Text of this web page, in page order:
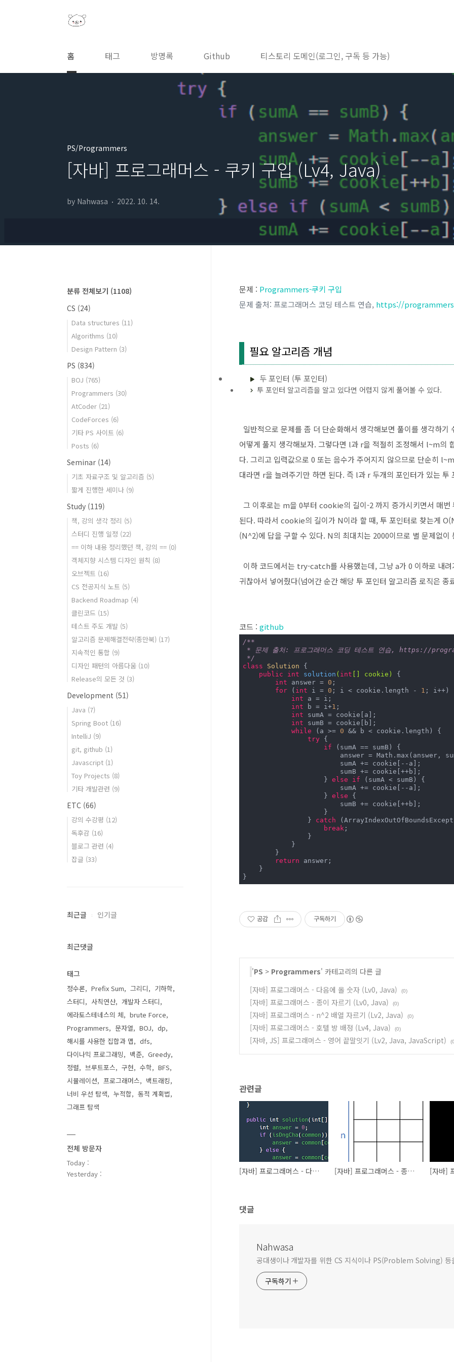
홈 태그 방명록 Github 티스토리 도메인(로그인, 구독 등 가능)
PS/Programmers
[자바] 프로그래머스 - 쿠키 구입 (Lv4, Java)
by Nahwasa 2022. 10. 14.
문제 : Programmers-쿠키 구입
문제 출처: 프로그래머스 코딩 테스트 연습, https://
필요 알고리즘 개념
두 포인터 (투 포인터)
투 포인터 알고리즘을 알고 있다면 어렵지 않게 풀어볼 수 있다.
일반적으로 문제를 좀 더 단순화해서 생각해보면 풀이를 생각하
어떻게 풀지 생각해보자. 그렇다면 l과 r을 적절히 조정해서 l~m의
다. 그리고 입력값으로 0 또는 음수가 주어지지 않으므로 단순히
대라면 r을 늘려주기만 하면 된다. 즉 l과 r 두개의 포인터가 있는 투
그 이후로는 m을 0부터 cookie의 길이-2 까지 증가시키면서 매번
된다. 따라서 cookie의 길이가 N이라 할 때, 투 포인터로 찾는게
(N^2)에 답을 구할 수 있다. N의 최대치는 2000이므로 별 문제없이
이하 코드에서는 try-catch를 사용했는데, 그냥 a가 0 이하로 내
귀찮아서 넣어줬다(넘어간 순간 해당 투 포인터 알고리즘 로직은 종
코드 : github
/**
* 문제 출처: 프로그래머스 코딩 테스트 연습, https://
*/
class
Solution
{
public
int solution ( int [] cookie)
{
int answer = 0 ;
for ( int i = 0 ; i < cookie.length - 1 ; i++)
int a = i;
int b = i+1 ;
int sumA = cookie[a];
int sumB = cookie[b];
while (a >= 0 && b < cookie.length) {
try {
if (sumA == sumB) {
answer = Math.max(answer,
                        sumA += cookie[--a];
                        sumB += cookie[++b];
                    }
else if (sumA < sumB) {
                        sumA += cookie[--a];
                    }
else {
                        sumB += cookie[++b];
                    }
                }
catch
break ;
                }
            }
        }
return answer;
    }
}
공감 구독하기
'PS > Programmers' 카테고리의 다른 글
[자바] 프로그래머스 - 다음에 올 숫자 (Lv0, Java)
(0)
[자바] 프로그래머스 - 종이 자르기 (Lv0, Java) (0)
[자바] 프로그래머스 - n^2 배열 자르기 (Lv2, Java) (0)
[자바] 프로그래머스 - 호텔 방 배정 (Lv4, Java) (0)
[자바, JS] 프로그래머스 - 영어 끝말잇기 (Lv2, Java, JavaScript)
관련글
[자바] 프로그래머스 - 다음에 올 숫자 (Lv0, Java) [자바] 프로그래머스 - 종이 자르기 (Lv0, Java)
댓글
Nahwasa
공대생이나 개발자를 위한 CS 지식이나 PS(Problem Solving) 등
구독하기
분류 전체보기 (1108)
CS (24)
Data structures (11)
Algorithms (10)
Design Pattern (3)
PS (834)
BOJ (765)
Programmers (30)
AtCoder (21)
CodeForces (6)
기타 PS 사이트 (6)
Posts (6)
Seminar (14)
기초 자료구조 및 알고리즘 (5)
짧게 진행한 세미나 (9)
Study (119)
책, 강의 생각 정리 (5)
스터디 진행 일정 (22)
== 이하 내용 정리했던 책, 강의 == (0)
객체지향 시스템 디자인 원칙 (8)
오브젝트 (16)
CS 전공지식 노트 (5)
Backend Roadmap (4)
클린코드 (15)
테스트 주도 개발 (5)
알고리즘 문제해결전략(종만북) (17)
지속적인 통합 (9)
디자인 패턴의 아름다움 (10)
Release의 모든 것 (3)
Development (51)
Java (7)
Spring Boot (16)
IntelliJ (9)
git, github (1)
Javascript (1)
Toy Projects (8)
기타 개발관련 (9)
ETC (66)
강의 수강평 (12)
독후감 (16)
블로그 관련 (4)
잡글 (33)
최근글 인기글
최근댓글
태그
정수론 Prefix Sum 그리디
기하학
스터디
사칙연산
개발자 스터디
에라토스테네스의 체
brute Force
Programmers
문자열 BOJ
dp
해시를 사용한 집합과 맵
dfs
다이나믹 프로그래밍
백준
Greedy
정렬
브루트포스 구현 수학
BFS
시뮬레이션
프로그래머스
백트래킹
너비 우선 탐색
누적합
동적 계획법
그래프 탐색
전체 방문자
Today :
Yesterday :